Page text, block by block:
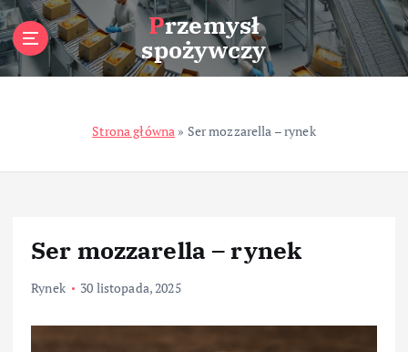
S
k
i
p
n
Przemysł
spożywczy
Strona główna » Ser mozzarella – rynek
Ser mozzarella – rynek
Rynek 30 listopada, 2025